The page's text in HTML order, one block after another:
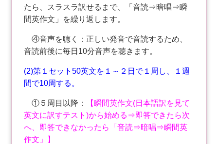
たら、スラスラ訳せるまで、「音読⇒暗唱⇒瞬
間英作文」を繰り返します。
④音声を聴く：正しい発音で音読するため、
音読前後に毎日10分音声を聴きます。
(2)第１セット50英文を１～２日で１周し、１週
間で10周する。
①５周目以降：
【瞬間英作文(日本語訳を見て
英文に訳すテスト)から始める⇒即答できたら次
へ、即答できなかったら「音読⇒暗唱⇒瞬間英
作文」】